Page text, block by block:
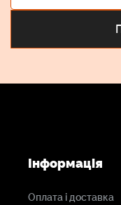
Інформація
Оплата і доставка